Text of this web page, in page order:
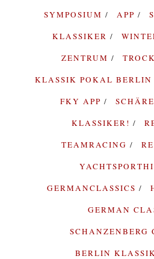
SYMPOSIUM APP
KLASSIKER
ZENTRUM
KLASSIK POKAL BERLIN
FKY APP
KLASSIKER!
TEAMRACING
GERMANCLASSICS
GERMAN
SCHANZENBERG
BERLIN